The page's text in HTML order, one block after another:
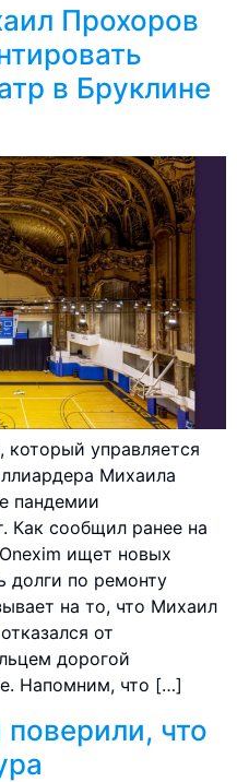
Прохоров
в Бруклине
управляется
Михаила
пандемии
Как сообщил ранее на
ищет новых
долги по ремонту
на то, что Михаил
от
дорогой
Напомним, что […]
что